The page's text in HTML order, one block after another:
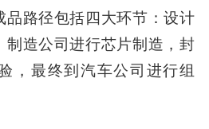
路径包括四大环节：设计
造公司进行芯片制造，封
，最终到汽车公司进行组